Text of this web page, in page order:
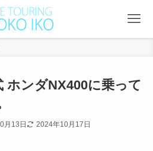
ホンダNX400に乗って
月13日 2024年10月17日